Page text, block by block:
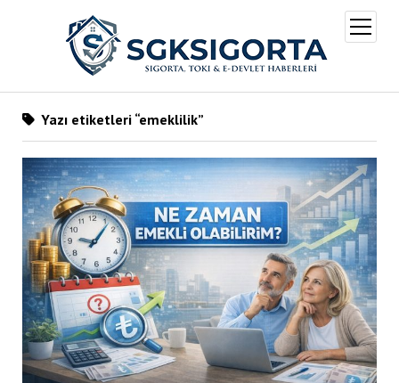
aç
Yazı etiketleri “emeklilik”